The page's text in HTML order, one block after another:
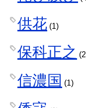
供花 (1)
保科正之
信濃国 (1)